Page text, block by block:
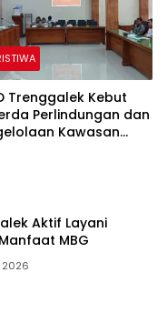
Trenggalek Kebut
Perlindungan dan
Kawasan
Aktif Layani
MBG